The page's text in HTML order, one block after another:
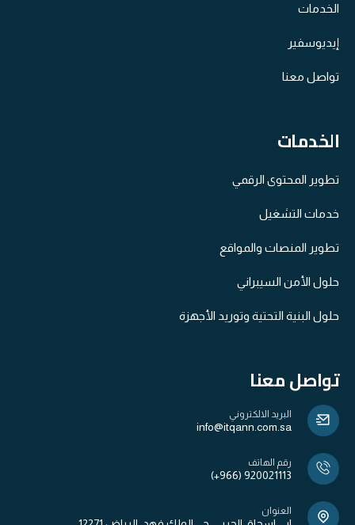
الخدمات
إيديوسفير
تواصل معنا
الخدمات
تطوير المحتوى الرقمي
خدمات التشغيل
تطوير المنصات والمواقع
حلول الأمن السيبراني
حلول البنية التحتية وتوريد الأجهزة​
تواصل معنا
البريد الالكتروني
info@itqann.com.sa
رقم الهاتف
(+966) 920021113
العنوان